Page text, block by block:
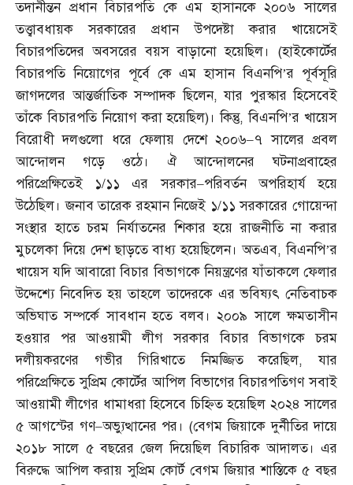
তদানীন্তন প্রধান বিচারপতি কে এম হাসানকে ২০০৬ সালের
তত্ত্বাবধায়ক সরকারের প্রধান উপদেষ্টা করার খায়েসেই
বিচারপতিদের অবসরের বয়স বাড়ানো হয়েছিল। (হাইকোর্টের
বিচারপতি নিয়োগের পূর্বে কে এম হাসান বিএনপি’র পূর্বসূরি
জাগদলের আন্তর্জাতিক সম্পাদক ছিলেন,যার পুরস্কার হিসেবেই
তাঁকে বিচারপতি নিয়োগ করা হয়েছিল)। কিন্তু,বিএনপি’র খায়েস
বিরোধী দলগুলো ধরে ফেলায় দেশে ২০০৬–৭ সালের প্রবল
আন্দোলন গড়ে ওঠে। ঐ আন্দোলনের ঘটনাপ্রবাহের
পরিপ্রেক্ষিতেই ১/১১ এর সরকার–পরিবর্তন অপরিহার্য হয়ে
উঠেছিল। জনাব তারেক রহমান নিজেই ১/১১ সরকারের গোয়েন্দা
সংস্থার হাতে চরম নির্যাতনের শিকার হয়ে রাজনীতি না করার
মুচলেকা দিয়ে দেশ ছাড়তে বাধ্য হয়েছিলেন। অতএব,বিএনপি’র
খায়েস যদি আবারো বিচার বিভাগকে নিয়ন্ত্রণের যাঁতাকলে ফেলার
উদ্দেশ্যে নিবেদিত হয় তাহলে তাদেরকে এর ভবিষ্যৎ নেতিবাচক
অভিঘাত সম্পর্কে সাবধান হতে বলব। ২০০৯ সালে ক্ষমতাসীন
হওয়ার পর আওয়ামী লীগ সরকার বিচার বিভাগকে চরম
দলীয়করণের গভীর গিরিখাতে নিমজ্জিত করেছিল,যার
পরিপ্রেক্ষিতে সুপ্রিম কোর্টের আপিল বিভাগের বিচারপতিগণ সবাই
আওয়ামী লীগের ধামাধরা হিসেবে চিহ্নিত হয়েছিল ২০২৪ সালের
৫ আগস্টের গণ–অভ্যুত্থানের পর। (বেগম জিয়াকে দুর্নীতির দায়ে
২০১৮ সালে ৫ বছরের জেল দিয়েছিল বিচারিক আদালত। এর
বিরুদ্ধে আপিল করায় সুপ্রিম কোর্ট বেগম জিয়ার শাস্তিকে ৫ বছর